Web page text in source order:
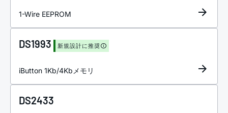
1-Wire EEPROM
DS1993 新規設計に推奨
iButton 1Kb/4Kbメモリ
DS2433